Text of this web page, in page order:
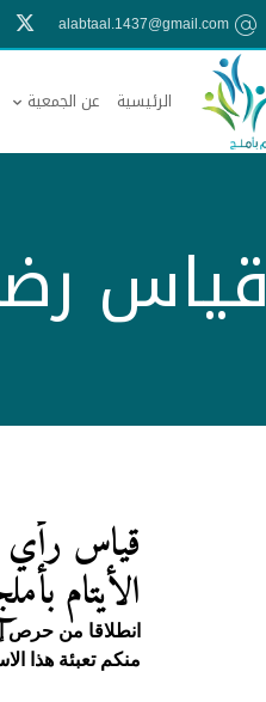
alabtaal.1437@gmail.com
الرئيسية عن الجمعية
قياس